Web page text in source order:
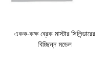
একক-কক্ষ ব্রেক মাস্টার সিলিন্ডারের
বিচ্ছিন্ন মডেল